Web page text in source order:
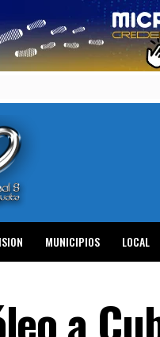
MUNICIPIOS LOCAL
a